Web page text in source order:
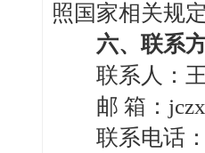
照国家相关规
六、联系
联系人：王
邮 箱：
联系电话：